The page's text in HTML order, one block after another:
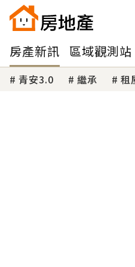
房產新訊 區域觀測站
青安3.0 繼承 租